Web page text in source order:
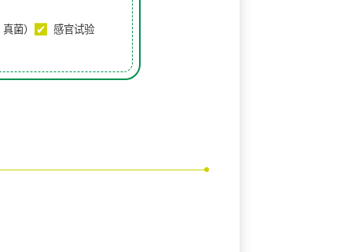
菌） 感官试验